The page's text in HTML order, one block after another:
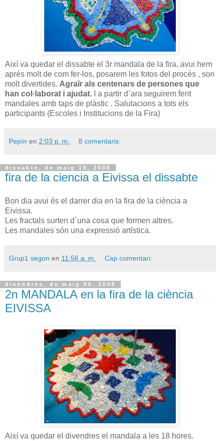
Així va quedar el dissabte el 3r mandala de la fira, avui hem
aprés molt de com fer-los, posarem les fotos del procés , son
molt divertides. Agraïr als centenars de persones que
han col·laborat i ajudat.
I a partir d´ara seguirem fent
mandales amb taps de plàstic . Salutacions a tots els
participants (Escoles i Institucions de la Fira)
Pepín en 2:03 p. m. 8 comentaris:
dissabte, de maig 10, 2008
fira de la ciencia a Eivissa el dissabte
Bon dia avui és el darrer dia en la fira de la ciència a
Eivissa.
Les fractals surten d´una cosa que formen altres.
Les mandales són una expressió artística.
Grup1 segon en 11:56 a. m. Cap comentari:
divendres, de maig 09, 2008
2n MANDALA en la fira de la ciència
EIVISSA
Així va quedar el divendres el mandala a les 18 hores.